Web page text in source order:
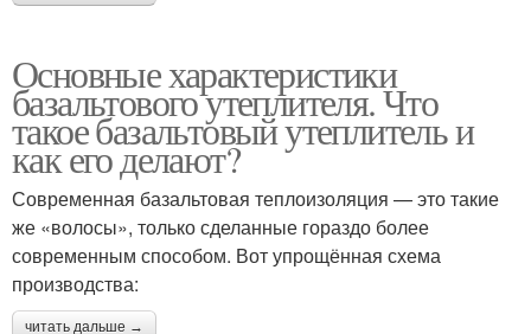
Основные характеристики
базальтового утеплителя. Что
такое базальтовый утеплитель и
как его делают?
Современная базальтовая теплоизоляция — это такие
же «волосы», только сделанные гораздо более
современным способом. Вот упрощённая схема
производства:
читать дальше →